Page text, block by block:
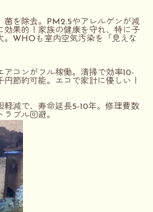
菌を除去。PM2.5やアレルゲンが減
効果的！家族の健康を守れ、特に子
。WHOも室内空気汚染を「見えな
アコンがフル稼働。清掃で効率10-
円節約可能。エコで家計に優しい！
減で、 寿命延長5-10年。修理費数
ブル回避。